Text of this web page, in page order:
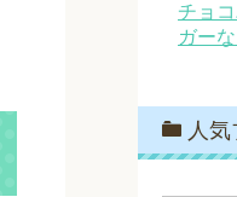
チョ
ガー
人